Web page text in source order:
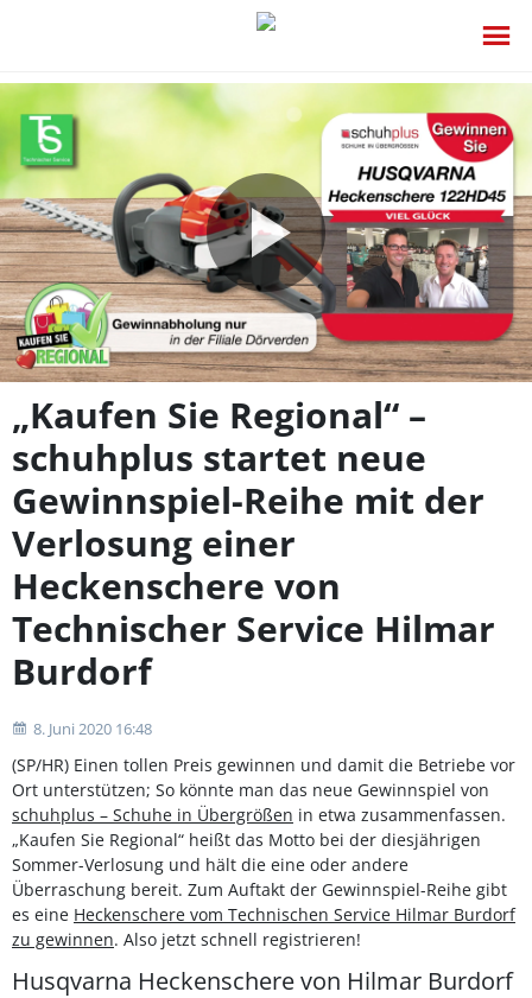
Video
„Kaufen Sie Regional“ –
schuhplus startet neue
Gewinnspiel-Reihe mit der
Verlosung einer
Heckenschere von
Technischer Service Hilmar
Burdorf
8. Juni 2020 16:48
(SP/HR) Einen tollen Preis gewinnen und damit die Betriebe vor
Ort unterstützen; So könnte man das neue Gewinnspiel von
schuhplus – Schuhe in Übergrößen in etwa zusammenfassen.
„Kaufen Sie Regional“ heißt das Motto bei der diesjährigen
Sommer-Verlosung und hält die eine oder andere
Überraschung bereit. Zum Auftakt der Gewinnspiel-Reihe gibt
es eine Heckenschere vom Technischen Service Hilmar Burdorf
zu gewinnen. Also jetzt schnell registrieren!
Husqvarna Heckenschere von Hilmar Burdorf